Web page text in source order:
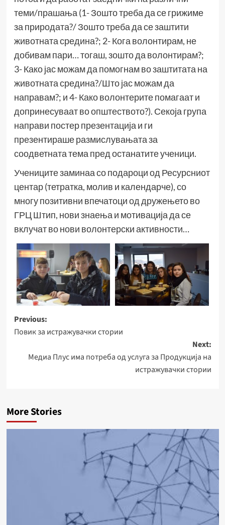
теми/прашања (1- Зошто треба да се грижиме
за природата?/ Зошто треба да се заштити
животната средина?; 2- Кога волонтирам, не
добивам пари… тогаш, зошто да волонтирам?;
3- Како јас можам да помогнам во заштитата на
животната средина?/Што јас можам да
направам?; и 4- Како волонтерите помагаат и
допринесуваат во општеството?). Секоја група
направи постер презентација и ги
презентираше размислувањата за
соодветната тема пред останатите ученици.
Учениците заминаа со подароци од Ресурсниот
центар (тетратка, молив и календарче), со
многу позитивни впечатоци од дружењето во
ГРЦ Штип, нови знаења и мотивација да се
вклучат во нови волонтерски активности…
Post
navigation
Previous:
Повик за истражувачки стории
Next:
Медиа Плус има потреба од услуга за Продукција на
истражувачки стории
More Stories